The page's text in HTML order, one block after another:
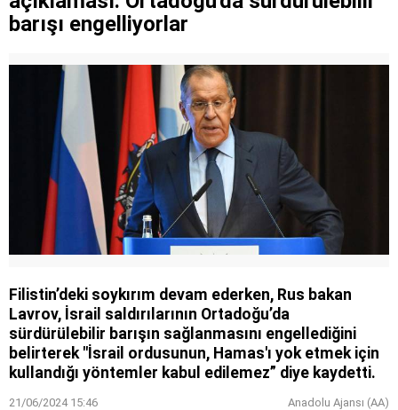
barışı engelliyorlar
Filistin’deki soykırım devam ederken, Rus bakan
Lavrov, İsrail saldırılarının Ortadoğu’da
sürdürülebilir barışın sağlanmasını engellediğini
belirterek "İsrail ordusunun, Hamas'ı yok etmek için
kullandığı yöntemler kabul edilemez” diye kaydetti.
21/06/2024 15:46 Anadolu Ajansı (AA)